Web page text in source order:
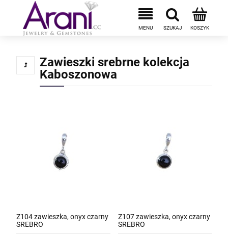
Zawieszki srebrne kolekcja
Kaboszonowa
Z104 zawieszka, onyx czarny
SREBRO
Z107 zawieszka, onyx czarny
SREBRO